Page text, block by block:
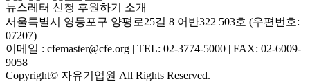
뉴스레터 신청 후원하기
소개
서울특별시 영등포구 양평로25길 8 어반322 503호 (우편번호:
07207)
이메일 : cfemaster@cfe.org | TEL: 02-3774-5000 | FAX: 02-6009-
9058
Copyright© 자유기업원 All Rights Reserved.